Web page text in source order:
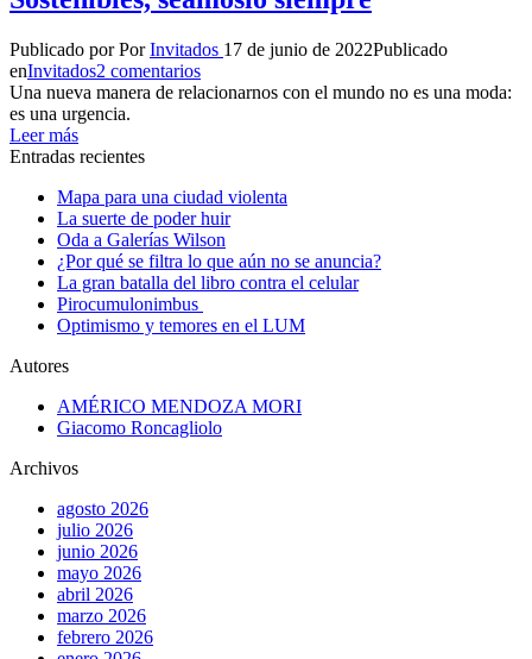
Publicado por PorInvitados 17 de junio de 2022Publicado
enInvitados2 comentarios
Una nueva manera de relacionarnos con el mundo no es una moda:
es una urgencia.
Leer más
Entradas recientes
Mapa para una ciudad violenta
La suerte de poder huir
Oda a Galerías Wilson
¿Por qué se filtra lo que aún no se anuncia?
La gran batalla del libro contra el celular
Pirocumulonimbus
Optimismo y temores en el LUM
Autores
AMÉRICO MENDOZA MORI
Giacomo Roncagliolo
Archivos
agosto 2026
julio 2026
junio 2026
mayo 2026
abril 2026
marzo 2026
febrero 2026